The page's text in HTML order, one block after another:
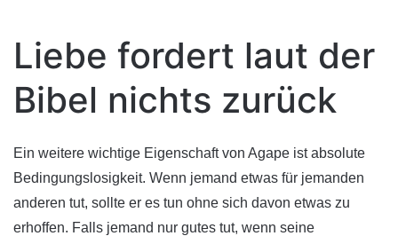
Liebe fordert laut der
Bibel nichts zurück
Ein weitere wichtige Eigenschaft von Agape ist absolute
Bedingungslosigkeit. Wenn jemand etwas für jemanden
anderen tut, sollte er es tun ohne sich davon etwas zu
erhoffen. Falls jemand nur gutes tut, wenn seine